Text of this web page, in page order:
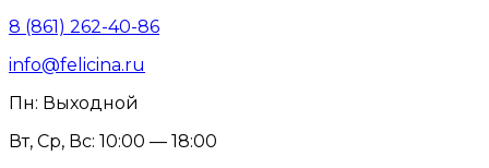
8 (861) 262-40-86
info@felicina.ru
Пн: Выходной
Вт, Ср, Вс: 10:00 — 18:00